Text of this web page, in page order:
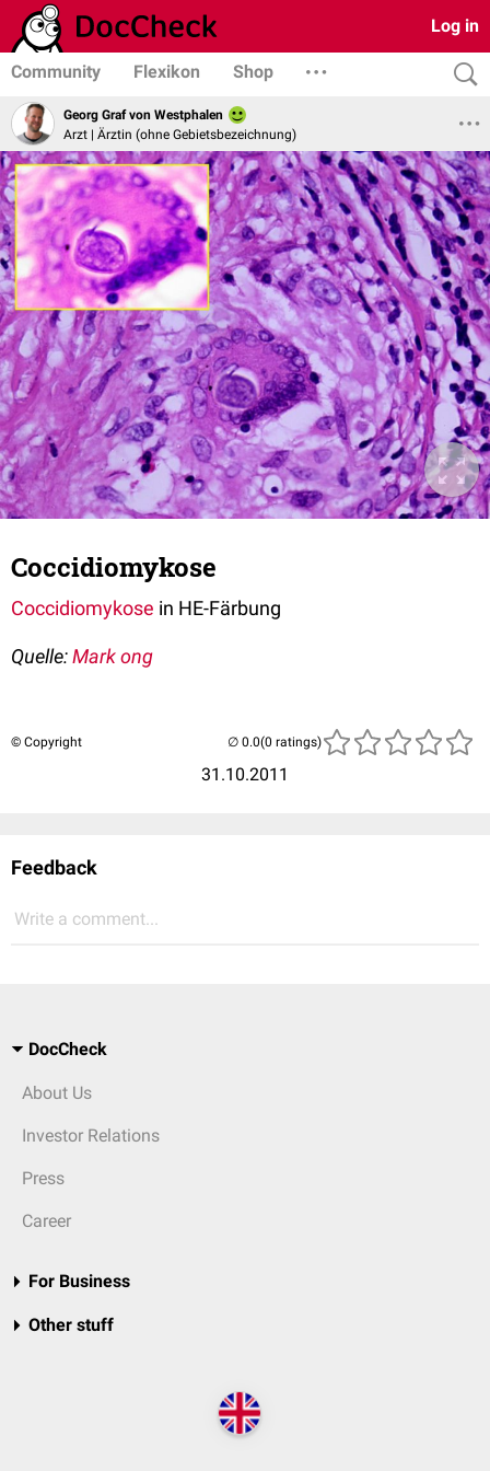
Log in
Community Flexikon Shop
Georg Graf von Westphalen
Arzt | Ärztin (ohne Gebietsbezeichnung)
Coccidiomykose
Coccidiomykose in HE-Färbung
Quelle:Mark ong
© Copyright
31.10.2011
(0 ratings)
Feedback
Write a comment...
DocCheck
About Us
Investor Relations
Press
Career
For Business
Other stuff